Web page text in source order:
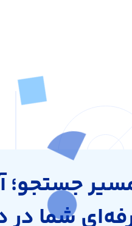
جستجو؛
شما در